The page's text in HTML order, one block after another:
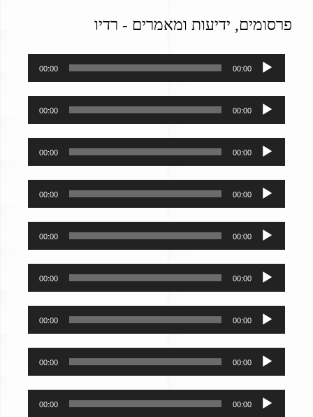
פרסומים, ידיעות ומאמרים - רדיו
אודיו
00:00
00:00
אודיו
00:00
00:00
אודיו
00:00
00:00
אודיו
00:00
00:00
אודיו
00:00
00:00
אודיו
00:00
00:00
אודיו
00:00
00:00
אודיו
00:00
00:00
אודיו
00:00
00:00